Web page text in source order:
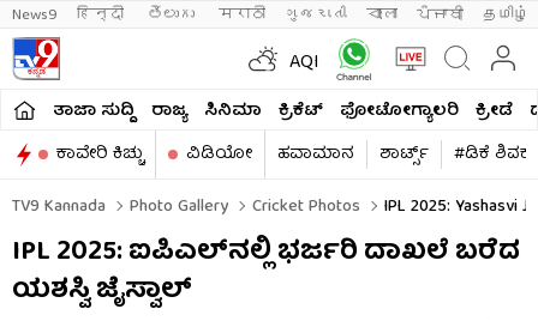
News9 हिन्दी తెలుగు मराठी ગુજરાતી বাংলা ਪੰਜਾਬੀ தமிழ்
AQI
ತಾಜಾ ಸುದ್ದಿ ರಾಜ್ಯ ಸಿನಿಮಾ ಕ್ರಿಕೆಟ್​ ಫೋಟೋಗ್ಯಾಲರಿ ಕ್ರೀಡೆ
ಕಾವೇರಿ ಕಿಚ್ಚು
ವಿಡಿಯೋ ಹವಾಮಾನ ಶಾರ್ಟ್ಸ್​
#ಡಿಕೆ
TV9 Kannada
Photo Gallery Cricket Photos IPL 2025: Yashasvi
IPL 2025: ಐಪಿಎಲ್​ನಲ್ಲಿ ಭರ್ಜರಿ ದಾಖಲೆ ಬರೆದ
ಯಶಸ್ವಿ ಜೈಸ್ವಾಲ್